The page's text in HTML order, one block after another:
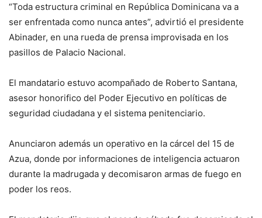
“Toda estructura criminal en República Dominicana va a
ser enfrentada como nunca antes”, advirtió el presidente
Abinader, en una rueda de prensa improvisada en los
pasillos de Palacio Nacional.
El mandatario estuvo acompañado de Roberto Santana,
asesor honorifico del Poder Ejecutivo en políticas de
seguridad ciudadana y el sistema penitenciario.
Anunciaron además un operativo en la cárcel del 15 de
Azua, donde por informaciones de inteligencia actuaron
durante la madrugada y decomisaron armas de fuego en
poder los reos.